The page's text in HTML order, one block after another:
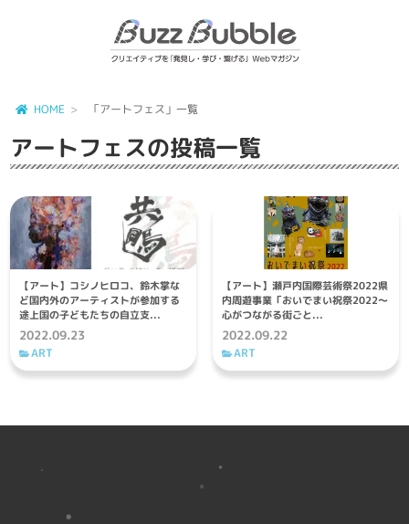
HOME 「アートフェス」一覧
アートフェスの投稿一覧
【アート】コシノヒロコ、鈴木掌な
ど国内外のアーティストが参加する
途上国の子どもたちの自立支...
2022.09.23
ART
【アート】瀬戸内国際芸術祭2022県
内周遊事業「おいでまい祝祭2022～
心がつながる街ごと...
2022.09.22
ART